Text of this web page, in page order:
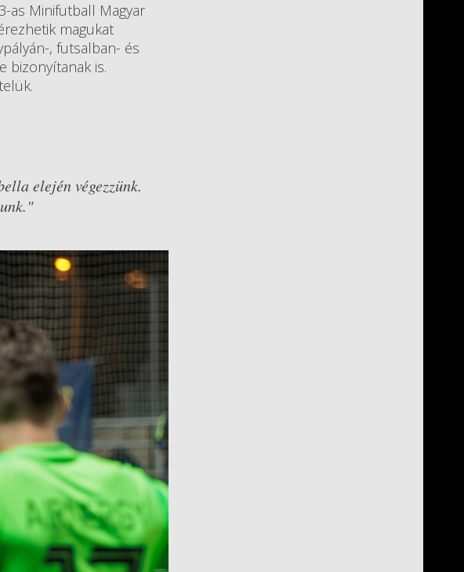
as Minifutball Magyar
magukat
, futsalban- és
bizonyítanak is.
elején végezzünk.